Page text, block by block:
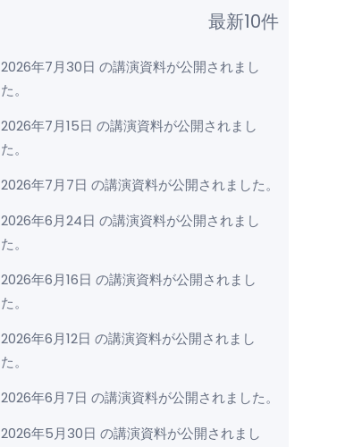
最新10件
2026年7月30日 の講演資料が公開されまし
た。
2026年7月15日 の講演資料が公開されまし
た。
2026年7月7日 の講演資料が公開されました。
2026年6月24日 の講演資料が公開されまし
た。
2026年6月16日 の講演資料が公開されまし
た。
2026年6月12日 の講演資料が公開されまし
た。
2026年6月7日 の講演資料が公開されました。
2026年5月30日 の講演資料が公開されまし